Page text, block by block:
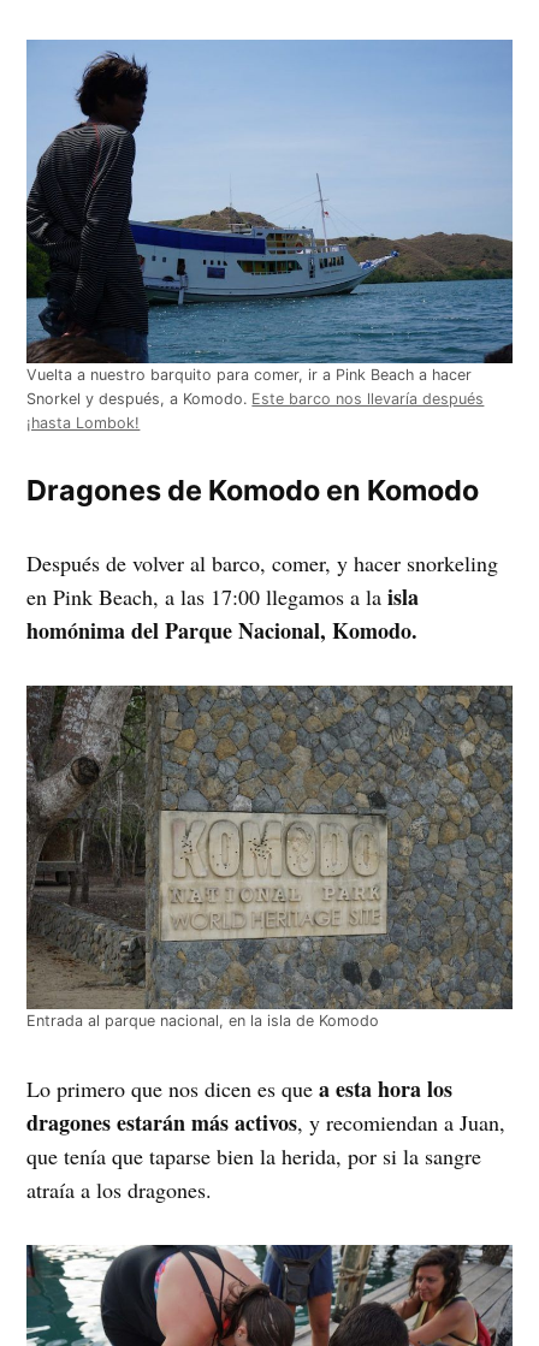
Vuelta a nuestro barquito para comer, ir a Pink Beach a hacer
Snorkel y después, a Komodo. Este barco nos llevaría después
¡hasta Lombok!
Dragones de Komodo en Komodo
Después de volver al barco, comer, y hacer snorkeling
en Pink Beach, a las 17:00 llegamos a la isla
homónima del Parque Nacional, Komodo.
Entrada al parque nacional, en la isla de Komodo
Lo primero que nos dicen es quea esta hora los
dragones estarán más activos, y recomiendan a Juan,
que tenía que taparse bien la herida, por si la sangre
atraía a los dragones.